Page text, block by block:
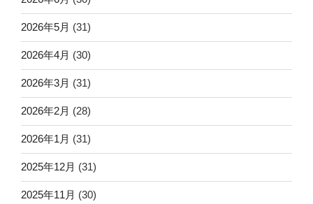
2026年5月 (31)
2026年4月 (30)
2026年3月 (31)
2026年2月 (28)
2026年1月 (31)
2025年12月 (31)
2025年11月 (30)